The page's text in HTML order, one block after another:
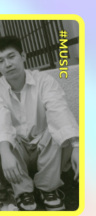
#MUSIC